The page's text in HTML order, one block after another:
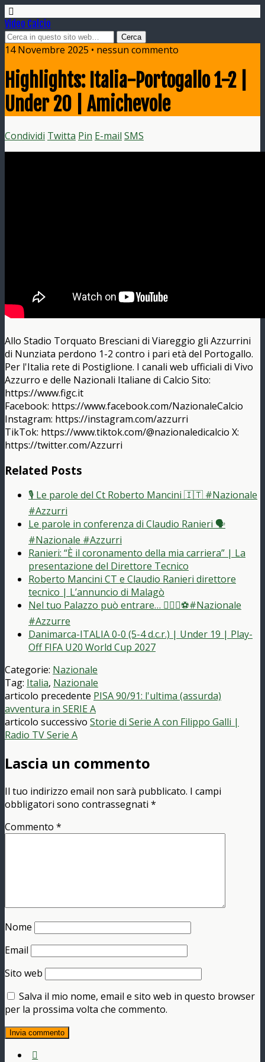
Video Calcio
14 Novembre 2025 • nessun commento
Highlights: Italia-Portogallo 1-2 |
Under 20 | Amichevole
Condividi Twitta Pin E-mail SMS
Allo Stadio Torquato Bresciani di Viareggio gli Azzurrini
di Nunziata perdono 1-2 contro i pari età del Portogallo.
Per l'Italia rete di Postiglione. I canali web ufficiali di Vivo
Azzurro e delle Nazionali Italiane di Calcio Sito:
https://www.figc.it​​​​
Facebook: https://www.facebook.com/NazionaleCalcio​
Instagram: https://instagram.com/azzurri​
TikTok: https://www.tiktok.com/@nazionaledicalcio X:
https://twitter.com/Azzurri
Related Posts
🎙️ Le parole del Ct Roberto Mancini 🇮🇹 #Nazionale
#Azzurri
Le parole in conferenza di Claudio Ranieri 🗣️
#Nazionale #Azzurri
Ranieri: “È il coronamento della mia carriera” | La
presentazione del Direttore Tecnico
Roberto Mancini CT e Claudio Ranieri direttore
tecnico | L’annuncio di Malagò
Nel tuo Palazzo può entrare… 👱🏻‍♀️⚽️#Nazionale
#Azzurre
Danimarca-ITALIA 0-0 (5-4 d.c.r.) | Under 19 | Play-
Off FIFA U20 World Cup 2027
Categorie: Nazionale
Tag: Italia, Nazionale
articolo precedente PISA 90/91: l'ultima (assurda)
avventura in SERIE A
articolo successivo Storie di Serie A con Filippo Galli |
Radio TV Serie A
Lascia un commento
Il tuo indirizzo email non sarà pubblicato. I campi
obbligatori sono contrassegnati *
Commento *
Nome
Email
Sito web
Salva il mio nome, email e sito web in questo browser
per la prossima volta che commento.